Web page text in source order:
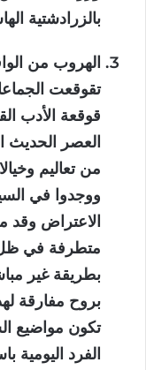
بالزرادشتية
الهروب من
تقوقعت
قوقعة الأدب
العصر
من تعاليم
ووجدوا في
الاعتراض وقد
متطرفة في ظل
بطريقة غير
بروح مفارقة
تكون مواضيع
الفرد اليومية